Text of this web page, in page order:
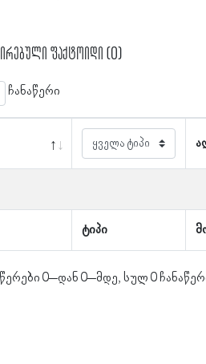
ფაქტოიდი (0)
ჩანაწერი
ტიპი
0–დან 0–მდე, სულ 0